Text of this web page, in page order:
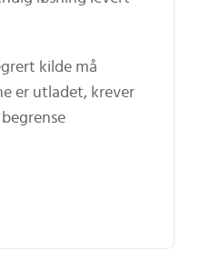
kilde må
er utladet, krever